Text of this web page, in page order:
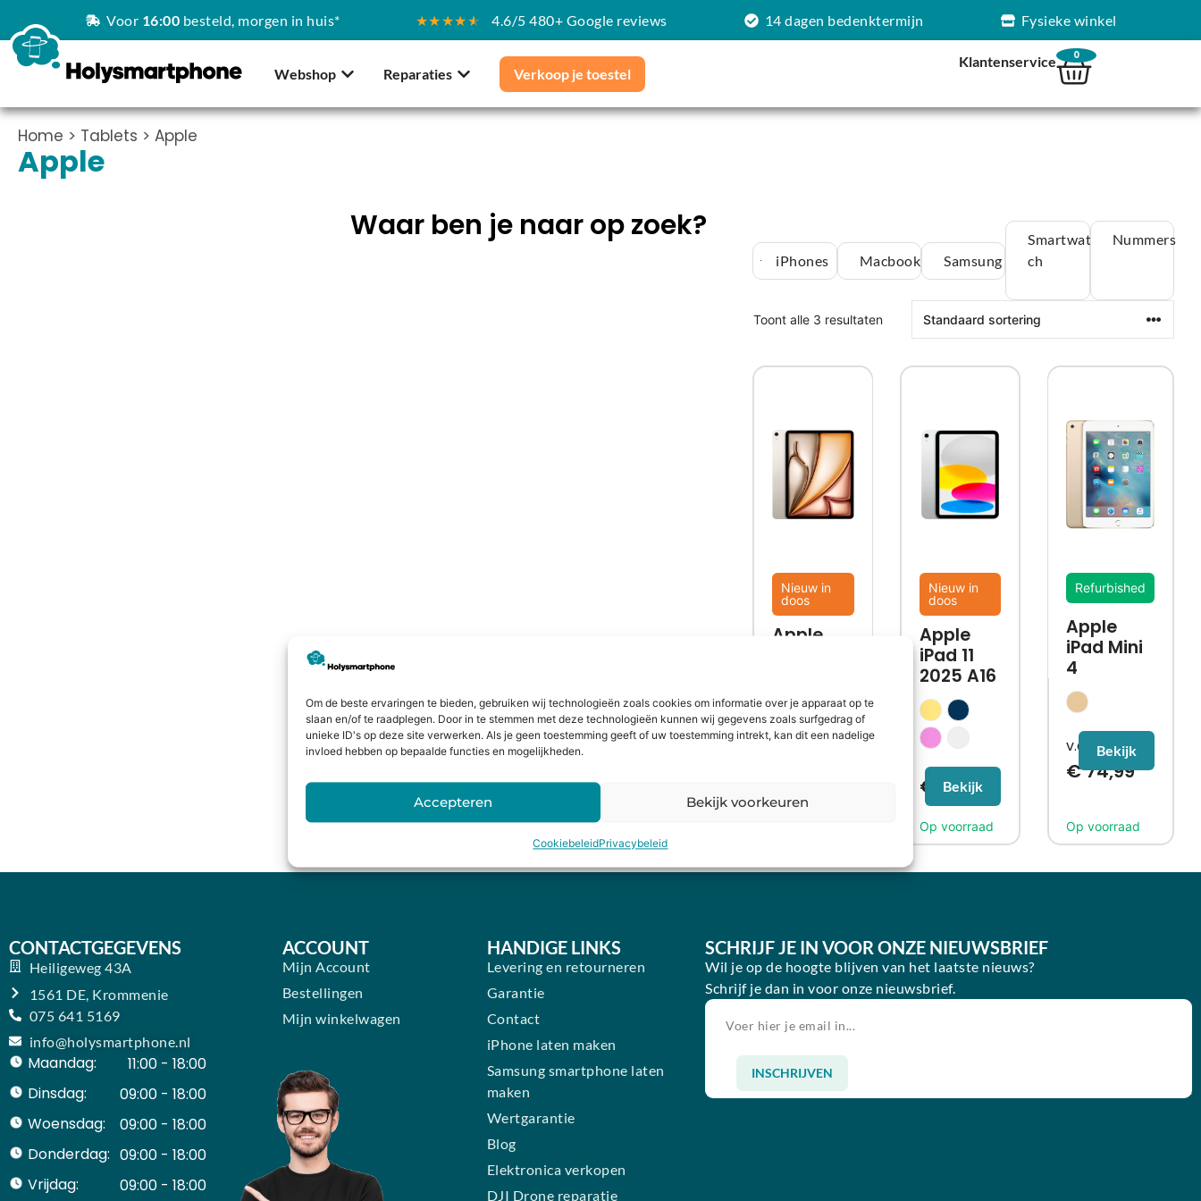
Om de beste ervaringen te bieden, gebruiken wij technologieën zoals cookies om informatie over je apparaat op te
slaan en/of te raadplegen. Door in te stemmen met deze technologieën kunnen wij gegevens zoals surfgedrag of
unieke ID's op deze site verwerken. Als je geen toestemming geeft of uw toestemming intrekt, kan dit een nadelige
invloed hebben op bepaalde functies en mogelijkheden.
Accepteren Bekijk voorkeuren
CookiebeleidPrivacybeleid
Voor 16:00 besteld, morgen in huis* ★★★★★ 4.6/5 480+ Google reviews 14 dagen bedenktermijn Fysieke winkel
Webshop Reparaties Verkoop je toestel
Klantenservice 0
Home > Tablets > Apple
Apple
Waar ben je naar op zoek?
iPhones Macbook Samsung
Smartwat
ch
Nummers
Toont alle 3 resultaten
Nieuw in
doos
Apple
(2025)
€1.131,99
Bekijk
Nieuw in
doos
Apple
iPad 11
2025 A16
€ 449,99
Bekijk
Refurbished
Apple
iPad Mini
4
€74,99
Bekijk
CONTACTGEGEVENS
Heiligeweg 43A
1561 DE, Krommenie
075 641 5169
info@holysmartphone.nl
Maandag:
11:00 - 18:00
Dinsdag:
09:00 - 18:00
Woensdag:
09:00 - 18:00
Donderdag: 09:00 - 18:00
Vrijdag:
09:00 - 18:00
ACCOUNT
Mijn Account
Bestellingen
Mijn winkelwagen
HANDIGE LINKS
Levering en retourneren
Garantie
Contact
iPhone laten maken
Samsung smartphone laten
maken
Wertgarantie
Blog
Elektronica verkopen
DJI Drone reparatie
SCHRIJF JE IN VOOR ONZE NIEUWSBRIEF
Wil je op de hoogte blijven van het laatste nieuws?
Schrijf je dan in voor onze nieuwsbrief.
INSCHRIJVEN
Alternative: